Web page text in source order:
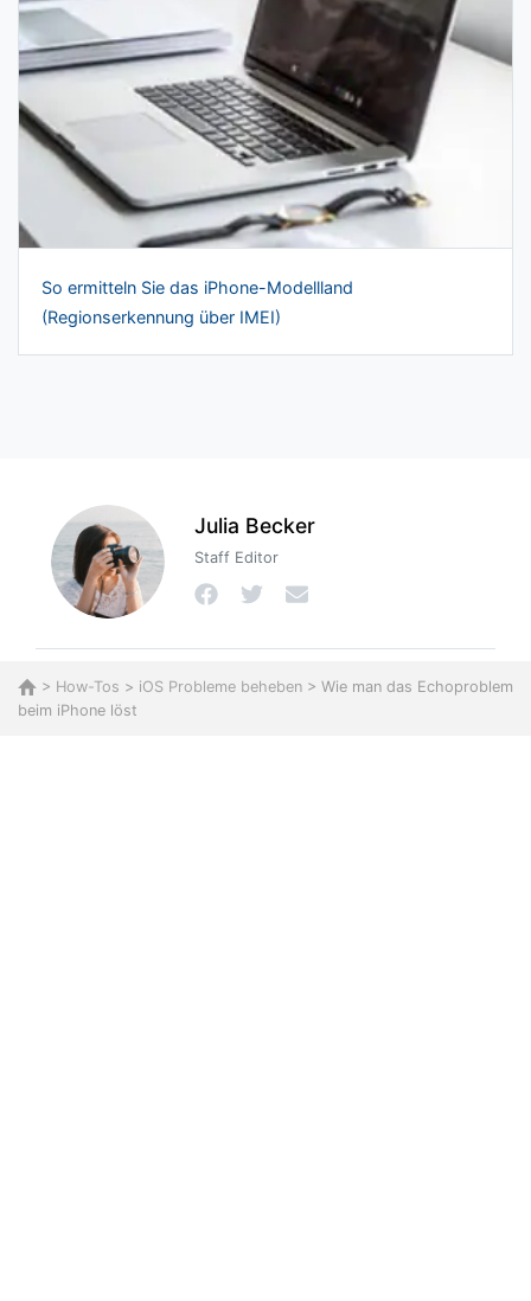
So ermitteln Sie das iPhone-Modellland
(Regionserkennung über IMEI)
Julia Becker
Staff Editor
> How-Tos > iOS Probleme beheben > Wie man das Echoproblem
beim iPhone löst